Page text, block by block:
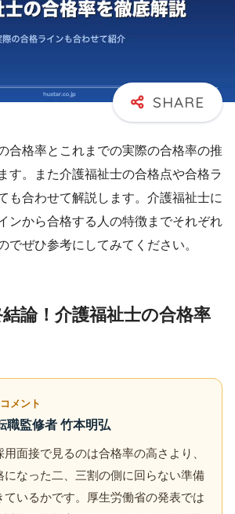
合格率とこれまでの実際の合格率の推
す。また介護福祉士の合格点や合格ラ
も合わせて解説します。介護福祉士に
ンから合格する人の特徴までそれぞれ
でぜひ参考にしてみてください。
論！介護福祉士の合格率
メント
職監修者 竹本明弘
用面接で見るのは合格率の高さより、
になった二、三割の側に回らない準備
ているかです。厚生労働省の発表では